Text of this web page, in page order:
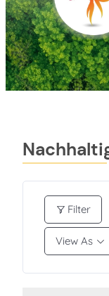
Filter
View As